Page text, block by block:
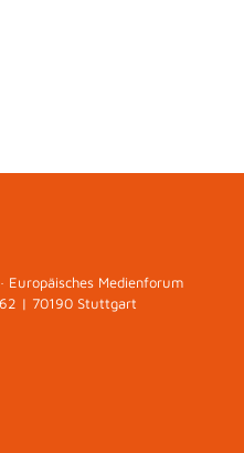
Europäisches Medienforum
| 70190 Stuttgart